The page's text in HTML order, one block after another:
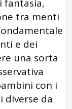
fantasia,
tra menti
e dei
una sorta
con i
da